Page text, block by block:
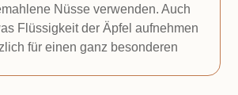
Nüsse verwenden. Auch
Flüssigkeit der Äpfel aufnehmen
für einen ganz besonderen